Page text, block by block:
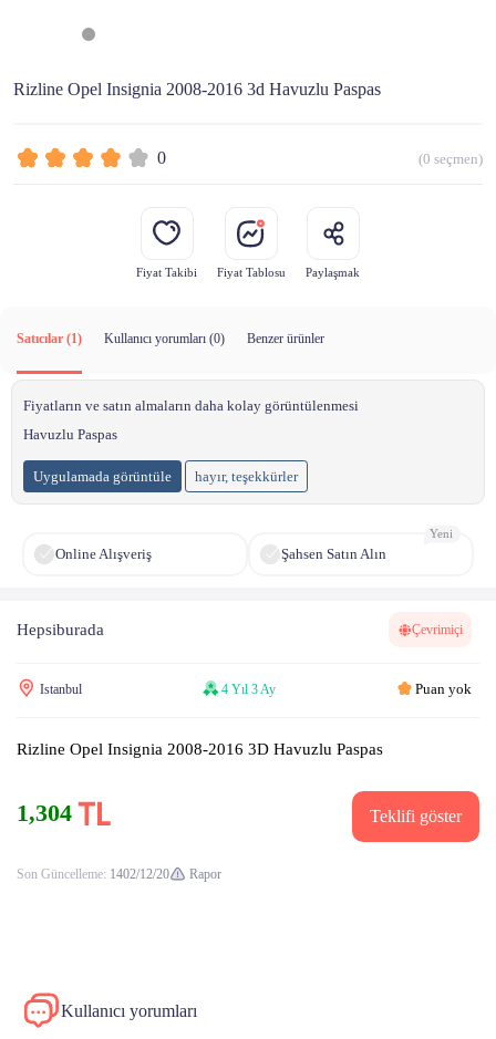
Rizline Opel Insignia 2008-2016 3d Havuzlu Paspas
0 (0 seçmen)
Fiyat Takibi Fiyat Tablosu Paylaşmak
Satıcılar (1) Kullanıcı yorumları (0) Benzer ürünler
Fiyatların ve satın almaların daha kolay görüntülenmesi
Havuzlu Paspas
Uygulamada görüntüle hayır, teşekkürler
Online Alışveriş Şahsen Satın Alın
Yeni
Hepsiburada Çevrimiçi
Istanbul 4 Yıl 3 Ay Puan yok
Rizline Opel Insignia 2008-2016 3D Havuzlu Paspas
1,304 Teklifi göster
Son Güncelleme: 1402/12/20 Rapor
Kullanıcı yorumları